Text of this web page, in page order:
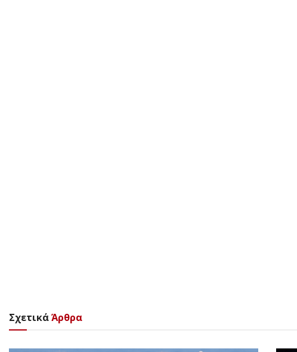
ΣχετικάΆρθρα